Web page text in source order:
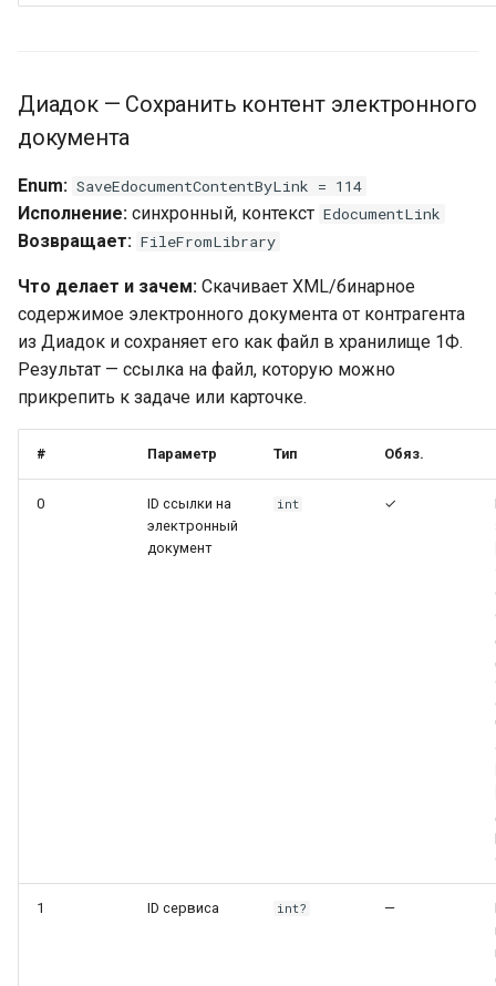
Диадок — Сохранить контент электронного
документа
Enum: SaveEdocumentContentByLink = 114
Исполнение: синхронный, контекст EdocumentLink
Возвращает: FileFromLibrary
Что делает и зачем: Скачивает XML/бинарное
содержимое электронного документа от контрагента
из Диадок и сохраняет его как файл в хранилище 1Ф.
Результат — ссылка на файл, которую можно
прикрепить к задаче или карточке.
# Параметр Тип Обяз.
0
ID ссылки на
электронный
документ
int ✓
1 ID сервиса int? —